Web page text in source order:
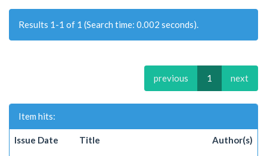
Results 1-1 of 1 (Search time: 0.002 seconds).
previous 1 next
Item hits:
Issue Date Title Author(s)